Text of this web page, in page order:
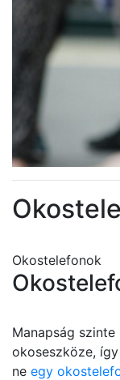
Okostelefonok
Manapság
okoseszköze,
ne egy